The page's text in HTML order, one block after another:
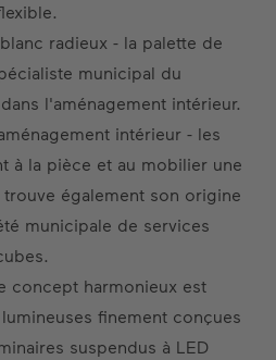
radieux - la palette de
municipal du
l'aménagement intérieur.
intérieur - les
à la pièce et au mobilier une
également son origine
municipale de services
concept harmonieux est
finement conçues
suspendus à LED